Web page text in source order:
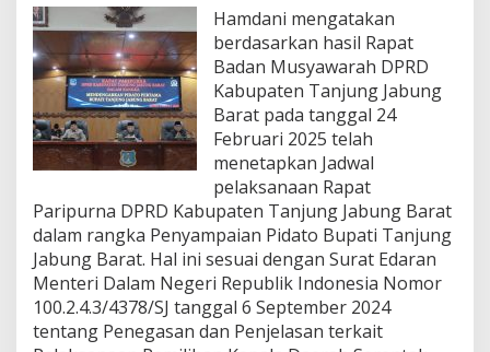
a
B
u
p
a
t
i
T
a
n
j
a
b
b
a
r
Hamdani mengatakan
berdasarkan hasil Rapat
Badan Musyawarah DPRD
Kabupaten Tanjung Jabung
Barat pada tanggal 24
Februari 2025 telah
menetapkan Jadwal
pelaksanaan Rapat
Paripurna DPRD Kabupaten Tanjung Jabung Barat
dalam rangka Penyampaian Pidato Bupati Tanjung
Jabung Barat. Hal ini sesuai dengan Surat Edaran
Menteri Dalam Negeri Republik Indonesia Nomor
100.2.4.3/4378/SJ tanggal 6 September 2024
tentang Penegasan dan Penjelasan terkait